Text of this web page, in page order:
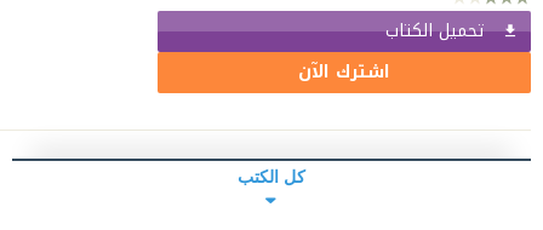
تحميل الكتاب
اشترك الآن
كل الكتب